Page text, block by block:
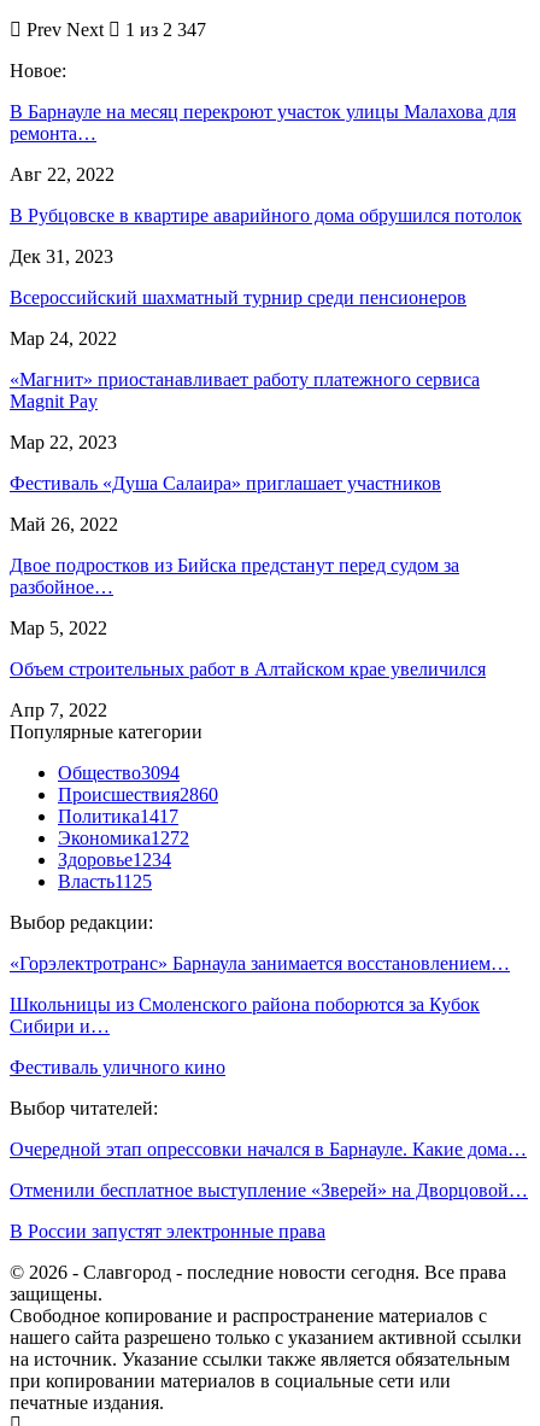
Prev Next
1 из 2 347
Новое:
В Барнауле на месяц перекроют участок улицы Малахова для
ремонта…
Авг 22, 2022
В Рубцовске в квартире аварийного дома обрушился потолок
Дек 31, 2023
Всероссийский шахматный турнир среди пенсионеров
Мар 24, 2022
«Магнит» приостанавливает работу платежного сервиса
Magnit Pay
Мар 22, 2023
Фестиваль «Душа Салаира» приглашает участников
Май 26, 2022
Двое подростков из Бийска предстанут перед судом за
разбойное…
Мар 5, 2022
Объем строительных работ в Алтайском крае увеличился
Апр 7, 2022
Популярные категории
Общество3094
Происшествия2860
Политика1417
Экономика1272
Здоровье1234
Власть1125
Выбор редакции:
«Горэлектротранс» Барнаула занимается восстановлением…
Школьницы из Смоленского района поборются за Кубок
Сибири и…
Фестиваль уличного кино
Выбор читателей:
Очередной этап опрессовки начался в Барнауле. Какие дома…
Отменили бесплатное выступление «Зверей» на Дворцовой…
В России запустят электронные права
© 2026 - Славгород - последние новости сегодня. Все права
защищены.
Свободное копирование и распространение материалов с
нашего сайта разрешено только с указанием активной ссылки
на источник. Указание ссылки также является обязательным
при копировании материалов в социальные сети или
печатные издания.